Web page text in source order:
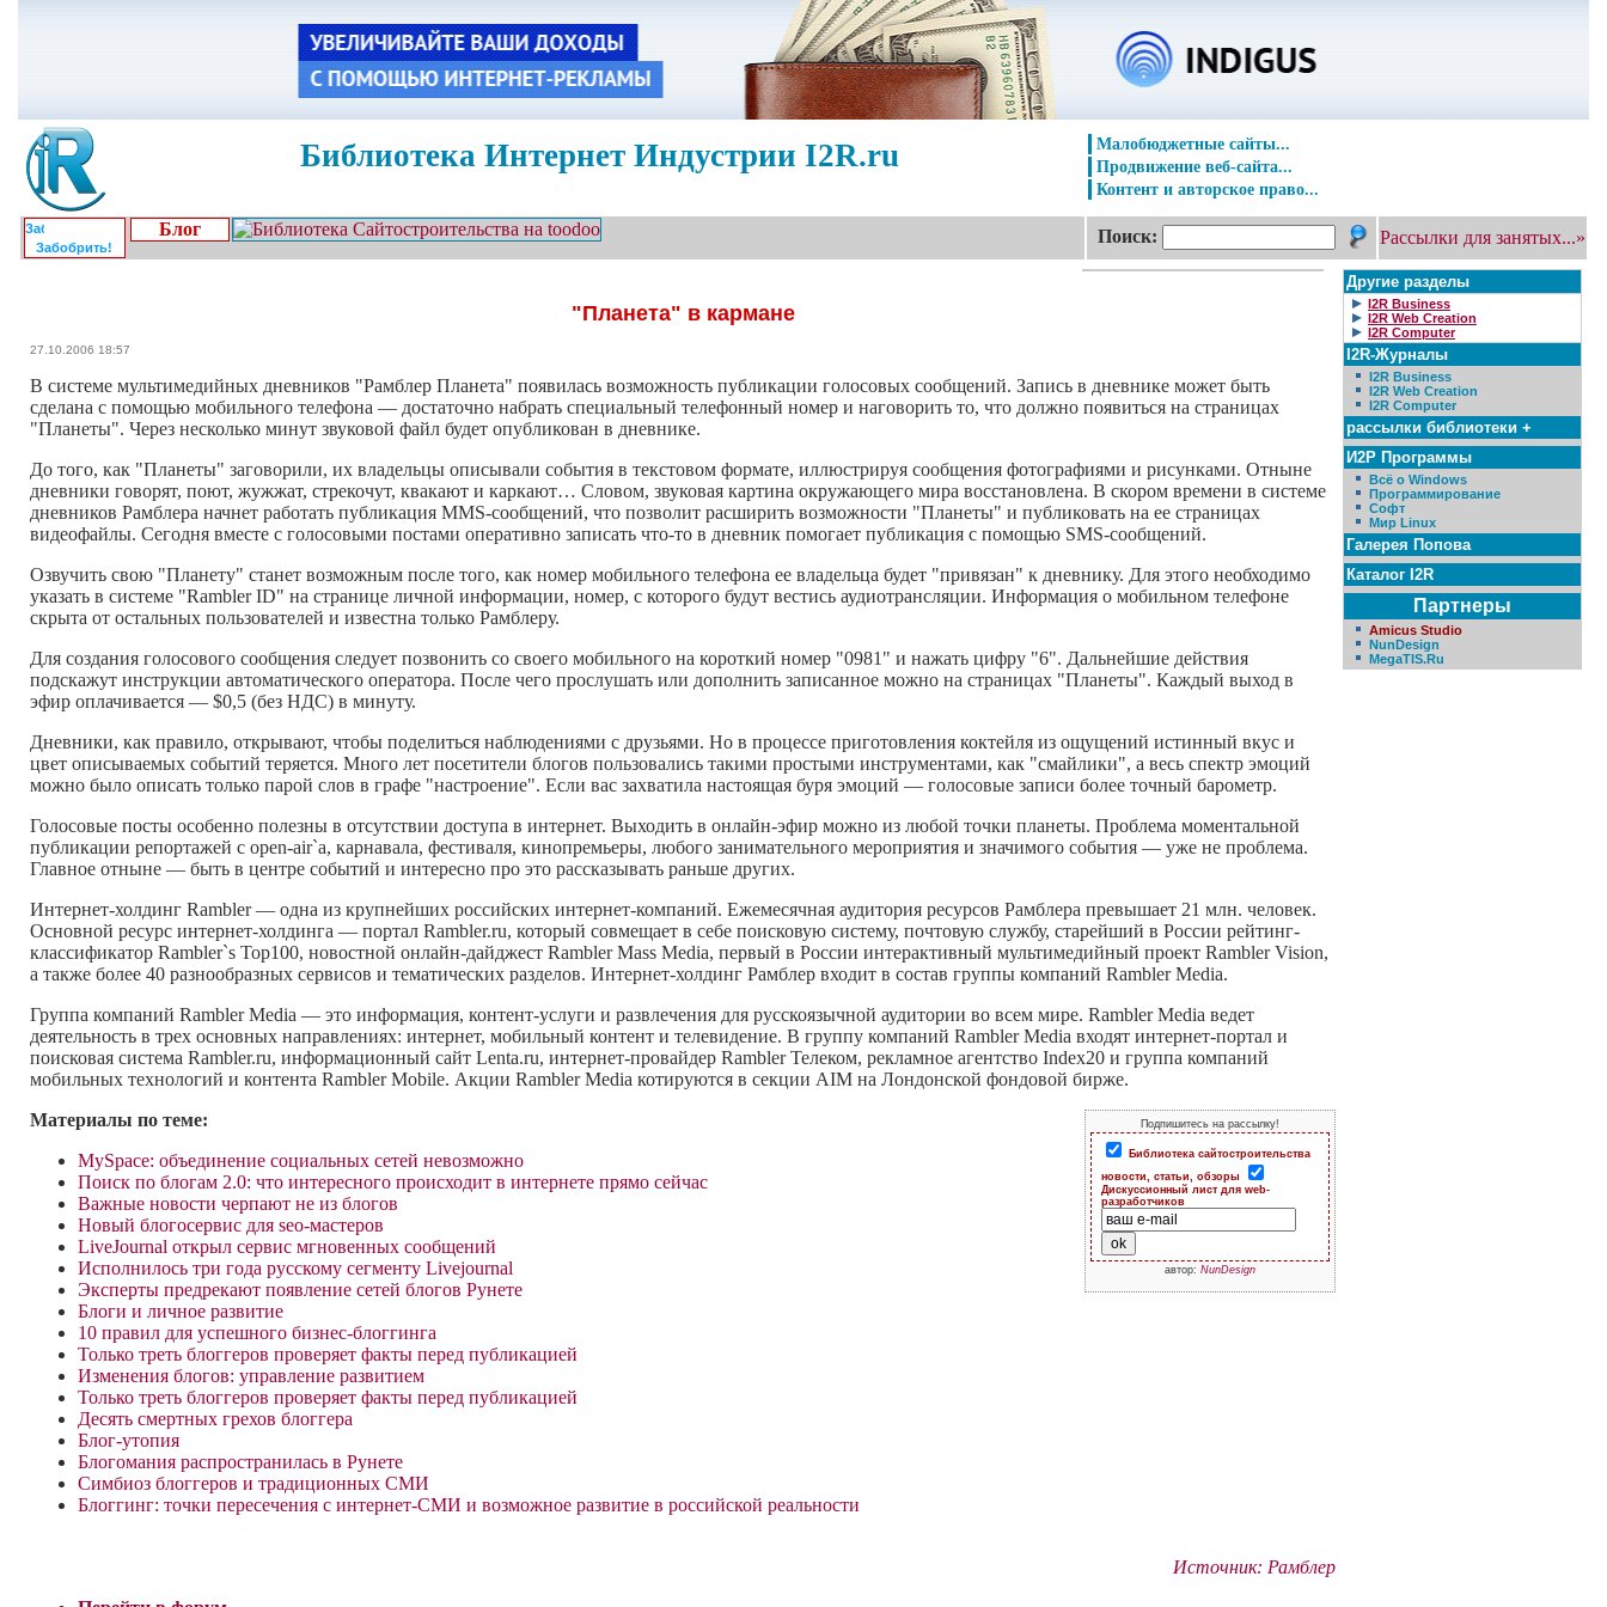
Библиотека Интернет Индустрии I2R.ru
Малобюджетные сайты...
Продвижение веб-сайта...
Контент и авторское право...
Забобрить!
Блог Поиск: Рассылки для занятых...»
"Планета" в кармане
27.10.2006 18:57
В системе мультимедийных дневников "Рамблер Планета" появилась возможность публикации голосовых сообщений. Запись в дневнике может быть
сделана с помощью мобильного телефона — достаточно набрать специальный телефонный номер и наговорить то, что должно появиться на страницах
"Планеты". Через несколько минут звуковой файл будет опубликован в дневнике.
До того, как "Планеты" заговорили, их владельцы описывали события в текстовом формате, иллюстрируя сообщения фотографиями и рисунками. Отныне
дневники говорят, поют, жужжат, стрекочут, квакают и каркают… Словом, звуковая картина окружающего мира восстановлена. В скором времени в системе
дневников Рамблера начнет работать публикация MMS-сообщений, что позволит расширить возможности "Планеты" и публиковать на ее страницах
видеофайлы. Сегодня вместе с голосовыми постами оперативно записать что-то в дневник помогает публикация с помощью SMS-сообщений.
Озвучить свою "Планету" станет возможным после того, как номер мобильного телефона ее владельца будет "привязан" к дневнику. Для этого необходимо
указать в системе "Rambler ID" на странице личной информации, номер, с которого будут вестись аудиотрансляции. Информация о мобильном телефоне
скрыта от остальных пользователей и известна только Рамблеру.
Для создания голосового сообщения следует позвонить со своего мобильного на короткий номер "0981" и нажать цифру "6". Дальнейшие действия
подскажут инструкции автоматического оператора. После чего прослушать или дополнить записанное можно на страницах "Планеты". Каждый выход в
эфир оплачивается — $0,5 (без НДС) в минуту.
Дневники, как правило, открывают, чтобы поделиться наблюдениями с друзьями. Но в процессе приготовления коктейля из ощущений истинный вкус и
цвет описываемых событий теряется. Много лет посетители блогов пользовались такими простыми инструментами, как "смайлики", а весь спектр эмоций
можно было описать только парой слов в графе "настроение". Если вас захватила настоящая буря эмоций — голосовые записи более точный барометр.
Голосовые посты особенно полезны в отсутствии доступа в интернет. Выходить в онлайн-эфир можно из любой точки планеты. Проблема моментальной
публикации репортажей с open-air`а, карнавала, фестиваля, кинопремьеры, любого занимательного мероприятия и значимого события — уже не проблема.
Главное отныне — быть в центре событий и интересно про это рассказывать раньше других.
Интернет-холдинг Rambler — одна из крупнейших российских интернет-компаний. Ежемесячная аудитория ресурсов Рамблера превышает 21 млн. человек.
Основной ресурс интернет-холдинга — портал Rambler.ru, который совмещает в себе поисковую систему, почтовую службу, старейший в России рейтинг-
классификатор Rambler`s Top100, новостной онлайн-дайджест Rambler Mass Media, первый в России интерактивный мультимедийный проект Rambler Vision,
а также более 40 разнообразных сервисов и тематических разделов. Интернет-холдинг Рамблер входит в состав группы компаний Rambler Media.
Группа компаний Rambler Media — это информация, контент-услуги и развлечения для русскоязычной аудитории во всем мире. Rambler Media ведет
деятельность в трех основных направлениях: интернет, мобильный контент и телевидение. В группу компаний Rambler Media входят интернет-портал и
поисковая система Rambler.ru, информационный сайт Lenta.ru, интернет-провайдер Rambler Телеком, рекламное агентство Index20 и группа компаний
мобильных технологий и контента Rambler Mobile. Акции Rambler Media котируются в секции AIM на Лондонской фондовой бирже.
Подпишитесь на рассылку!
Библиотека сайтостроительства
новости, статьи, обзоры
Дискуссионный лист для web-
разработчиков
автор: NunDesign
Материалы по теме:
MySpace: объединение социальных сетей невозможно
Поиск по блогам 2.0: что интересного происходит в интернете прямо сейчас
Важные новости черпают не из блогов
Новый блогосервис для seo-мастеров
LiveJournal открыл сервис мгновенных сообщений
Исполнилось три года русскому сегменту Livejournal
Эксперты предрекают появление сетей блогов Рунете
Блоги и личное развитие
10 правил для успешного бизнес-блоггинга
Только треть блоггеров проверяет факты перед публикацией
Изменения блогов: управление развитием
Только треть блоггеров проверяет факты перед публикацией
Десять смертных грехов блоггера
Блог-утопия
Блогомания распространилась в Рунете
Симбиоз блоггеров и традиционных СМИ
Блоггинг: точки пересечения с интернет-СМИ и возможное развитие в российской реальности
Источник: Рамблер
Другие разделы
I2R Business
I2R Web Creation
I2R Computer
I2R-Журналы
I2R Business
I2R Web Creation
I2R Computer
рассылки библиотеки +
И2Р Программы
Всё о Windows
Программирование
Софт
Мир Linux
Галерея Попова
Каталог I2R
Партнеры
Amicus Studio
NunDesign
MegaTIS.Ru